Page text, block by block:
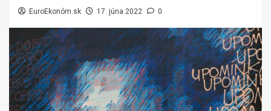
EuroEkonóm.sk 17. júna 2022 0